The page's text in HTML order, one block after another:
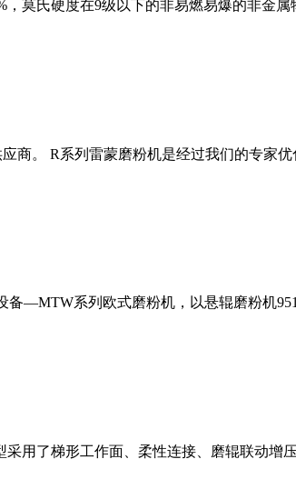
莫氏硬度在9级以下的非易燃易爆的非金
商。 R系列雷蒙磨粉机是经过我们的专家
—MTW系列欧式磨粉机，以悬辊磨粉机
用了梯形工作面、柔性连接、磨辊联动增